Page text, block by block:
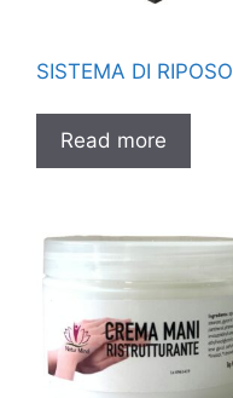
SISTEMA DI RIPOSO
Read more